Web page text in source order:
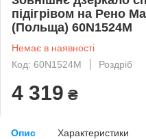
підігрівом на Рено
(Польща) 60N1524M
Немає в наявності
Код: 60N1524M
Роздріб
4 319 ₴
Опис Характеристики